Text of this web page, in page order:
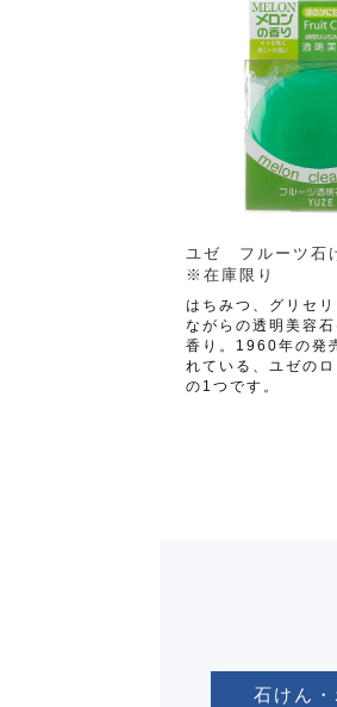
ユゼ フルーツ石
※在庫限り
はちみつ、グリセ
ながらの透明美容
香り。1960年の発
れている、ユゼの
の1つです。
石けん